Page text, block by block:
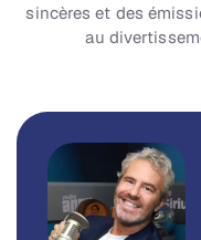
sincères et des
au